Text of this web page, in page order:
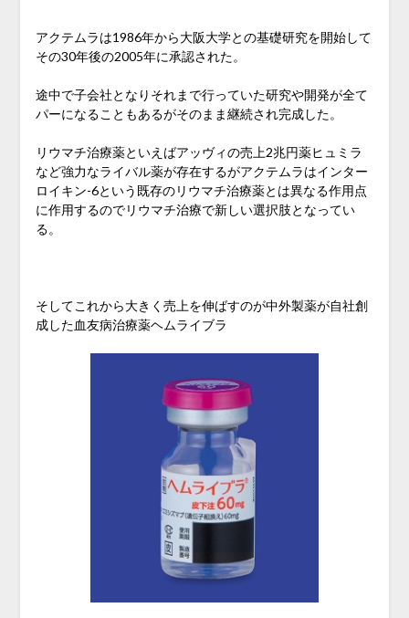
アクテムラは1986年から大阪大学との基礎研究を開始して
その30年後の2005年に承認された。
途中で子会社となりそれまで行っていた研究や開発が全て
パーになることもあるがそのまま継続され完成した。
リウマチ治療薬といえばアッヴィの売上2兆円薬ヒュミラ
など強力なライバル薬が存在するがアクテムラはインター
ロイキン-6という既存のリウマチ治療薬とは異なる作用点
に作用するのでリウマチ治療で新しい選択肢となってい
る。
そしてこれから大きく売上を伸ばすのが中外製薬が自社創
成した血友病治療薬ヘムライブラ